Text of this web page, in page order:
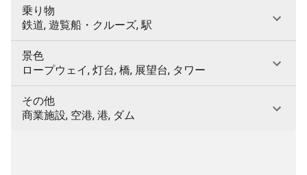
乗り物
鉄道, 遊覧船・クルーズ, 駅
景色
ロープウェイ, 灯台, 橋, 展望台, タワー
その他
商業施設, 空港, 港, ダム